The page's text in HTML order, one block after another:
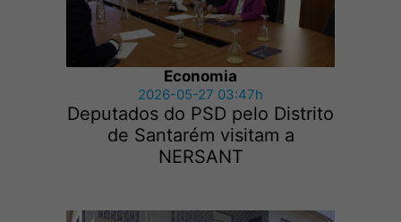
Economia
2026-05-27 03:47h
Deputados do PSD pelo Distrito
de Santarém visitam a
NERSANT